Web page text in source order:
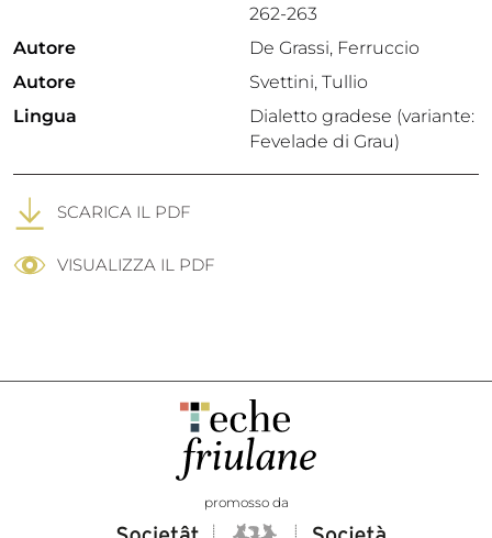
262-263
Autore
De Grassi, Ferruccio
Autore
Svettini, Tullio
Lingua
Dialetto gradese (variante:
Fevelade di Grau)
SCARICA IL PDF
VISUALIZZA IL PDF
promosso da